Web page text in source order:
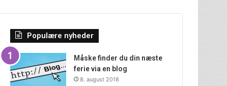
Populære nyheder
Måske finder du din næste
ferie via en blog
8. august 2018